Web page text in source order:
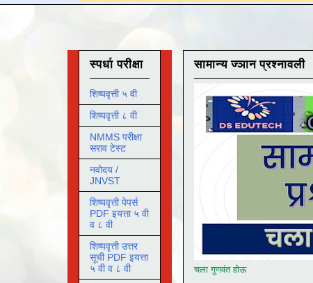
सामान्य ज्ञान प्रश्नावली
चला गुणवंत होऊ
स्पर्धा परीक्षा
शिष्यवृत्ती ५ वी
शिष्यवृत्ती ८ वी
NMMS परीक्षा
सराव टेस्ट
नवोदय /
JNVST
शिष्यवृत्ती पेपर्स
PDF इयत्ता ५ वी
व ८ वी
शिष्यवृत्ती उत्तर
सूची PDF इयत्ता
५ वी व ८ वी